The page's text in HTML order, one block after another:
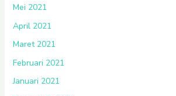
Mei 2021
April 2021
Maret 2021
Februari 2021
Januari 2021